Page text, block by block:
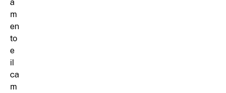
a
m
en
to
e
il
ca
m